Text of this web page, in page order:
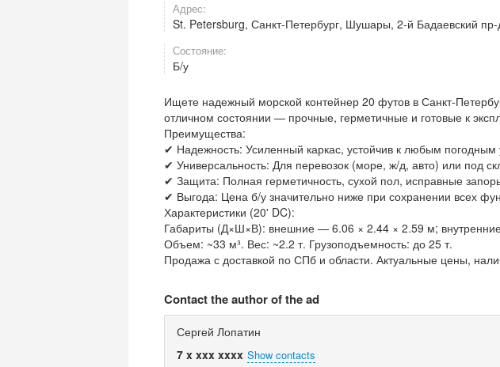
Адрес:
St. Petersburg, Санкт-Петербург, Шушары, 2-й Бадаевский
Состояние:
Б/у
Ищете надежный морской контейнер 20 футов в Санкт-
отличном состоянии — прочные, герметичные и готовые к
Преимущества:
✔ Надежность: Усиленный каркас, устойчив к любым погодным
✔ Универсальность: Для перевозок (море, ж/д, авто) или под
✔ Защита: Полная герметичность, сухой пол, исправные
✔ Выгода: Цена б/у значительно ниже при сохранении всех
Характеристики (20' DC):
Габариты (Д×Ш×В): внешние — 6.06 × 2.44 × 2.59 м;
Объем: ~33 м³. Вес: ~2.2 т. Грузоподъемность: до 25 т.
Продажа с доставкой по СПб и области. Актуальные цены,
Contact the author of the ad
Сергей Лопатин
7 x xxx xxxx Show contacts